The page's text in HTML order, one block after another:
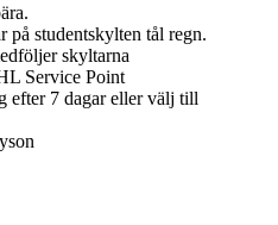
på studentskylten tål regn.
skyltarna
Service Point
efter 7 dagar eller välj till